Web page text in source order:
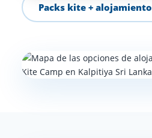
Packs kite + alojamiento